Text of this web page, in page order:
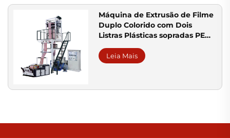
Máquina de Extrusão de Filme
Duplo Colorido com Dois
Listras Plásticas sopradas PE
Leia Mais